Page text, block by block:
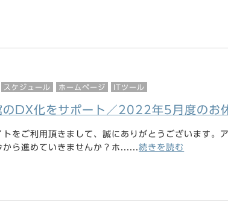
スケジュール ホームページ ITツール
のDX化をサポート／2022年5月度のお
トをご利用頂きまして、誠にありがとうございます。
から進めていきませんか？ホ......続きを読む